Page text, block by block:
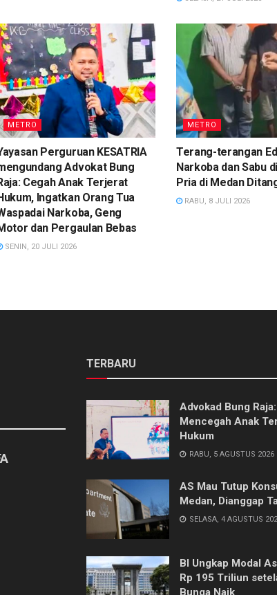
METRO
Perguruan KESATRIA
Advokat Bung
Cegah Anak Terjerat
Ingatkan Orang Tua
Narkoba, Geng
dan Pergaulan Bebas
SENIN, 20 JULI 2026
METRO
Terang-terangan
Narkoba dan Sabu
Pria di Medan
RABU, 8 JULI 2026
TERBARU
Advokad Bung
Mencegah Anak
Hukum
RABU, 5 AGUSTUS 2026
AS Mau Tutup
Medan, Dianggap
SELASA, 4 AGUSTUS
BI Ungkap Modal
Rp 195 Triliun
Bunga Naik